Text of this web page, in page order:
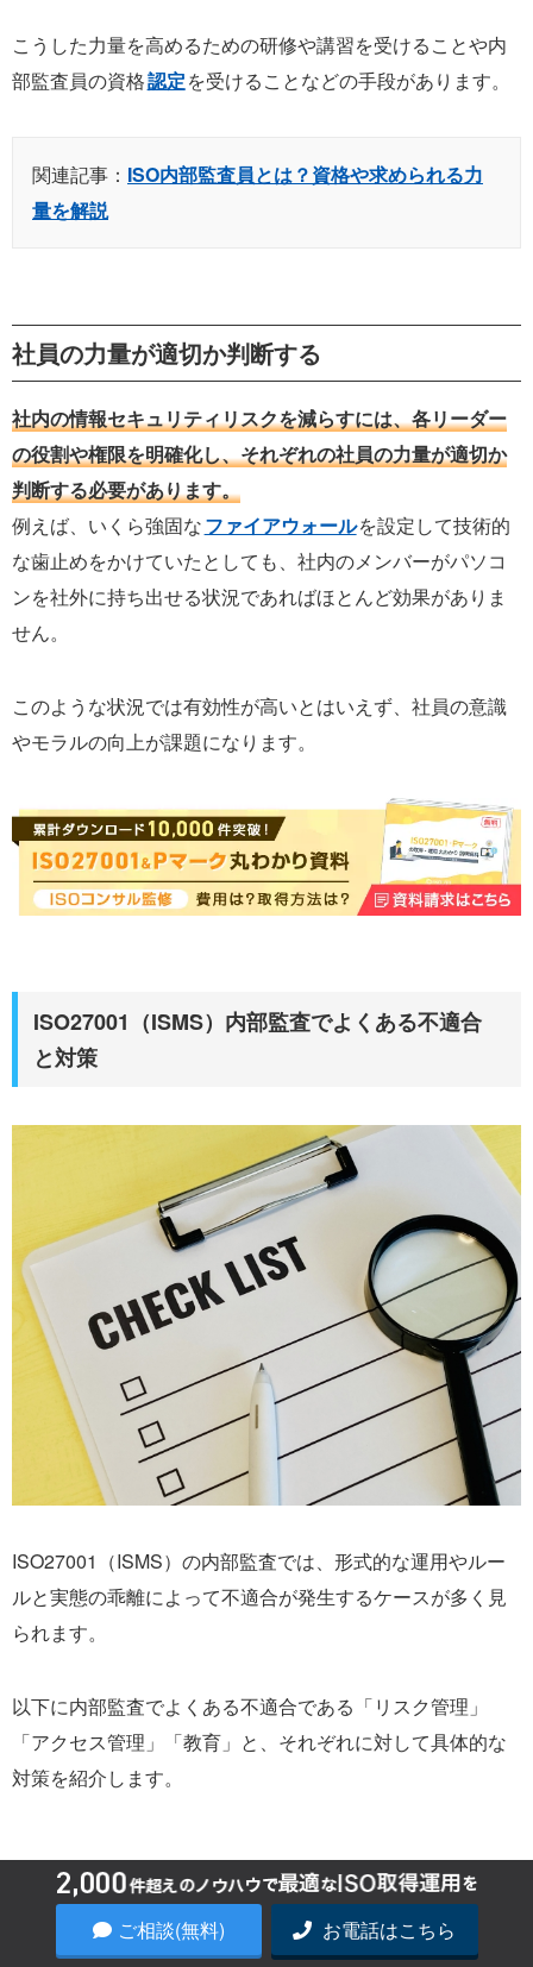
こうした力量を高めるための研修や講習を受けることや内
部監査員の資格認定を受けることなどの手段があります。
関連記事： ISO内部監査員とは？資格や求められる力
量を解説
社員の力量が適切か判断する
社内の情報セキュリティリスクを減らすには、各リーダー
の役割や権限を明確化し、それぞれの社員の力量が適切か
判断する必要があります。
例えば、いくら強固なファイアウォールを設定して技術的
な歯止めをかけていたとしても、社内のメンバーがパソコ
ンを社外に持ち出せる状況であればほとんど効果がありま
せん。
このような状況では有効性が高いとはいえず、社員の意識
やモラルの向上が課題になります。
ISO27001（ISMS）内部監査でよくある不適合
と対策
ISO27001（ISMS）の内部監査では、形式的な運用やルー
ルと実態の乖離によって不適合が発生するケースが多く見
られます。
以下に内部監査でよくある不適合である「リスク管理」
「アクセス管理」「教育」と、それぞれに対して具体的な
対策を紹介します。
リスクアセスメントの形骸化
ご相談(無料) お電話はこちら